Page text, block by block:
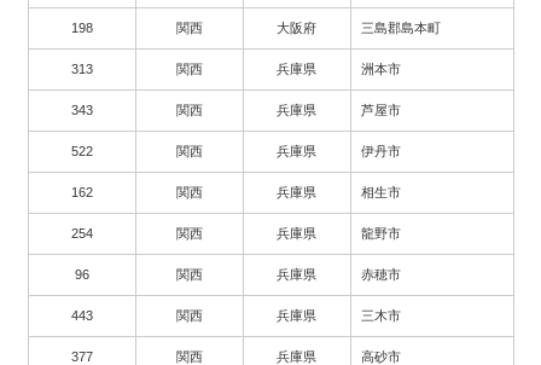
198 関西 大阪府 三島郡島本町
313 関西 兵庫県 洲本市
343 関西 兵庫県 芦屋市
522 関西 兵庫県 伊丹市
162 関西 兵庫県 相生市
254 関西 兵庫県 龍野市
96 関西 兵庫県 赤穂市
443 関西 兵庫県 三木市
377 関西 兵庫県 高砂市